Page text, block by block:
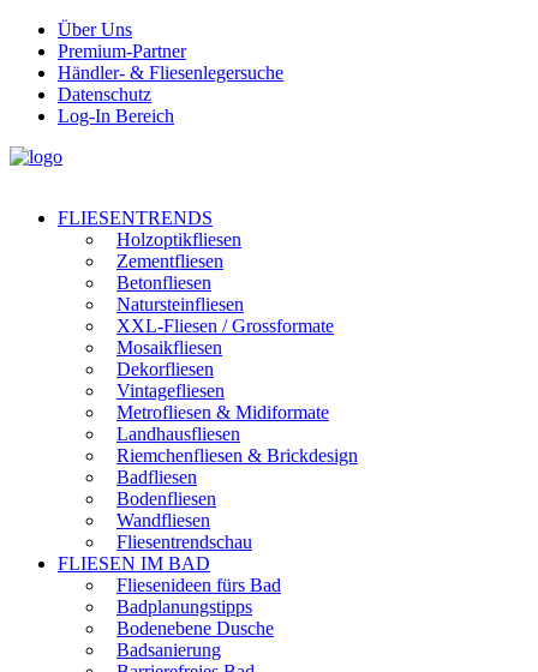
Über Uns
Premium-Partner
Händler- & Fliesenlegersuche
Datenschutz
Log-In Bereich
FLIESENTRENDS
Holzoptikfliesen
Zementfliesen
Betonfliesen
Natursteinfliesen
XXL-Fliesen / Grossformate
Mosaikfliesen
Dekorfliesen
Vintagefliesen
Metrofliesen & Midiformate
Landhausfliesen
Riemchenfliesen & Brickdesign
Badfliesen
Bodenfliesen
Wandfliesen
Fliesentrendschau
FLIESEN IM BAD
Fliesenideen fürs Bad
Badplanungstipps
Bodenebene Dusche
Badsanierung